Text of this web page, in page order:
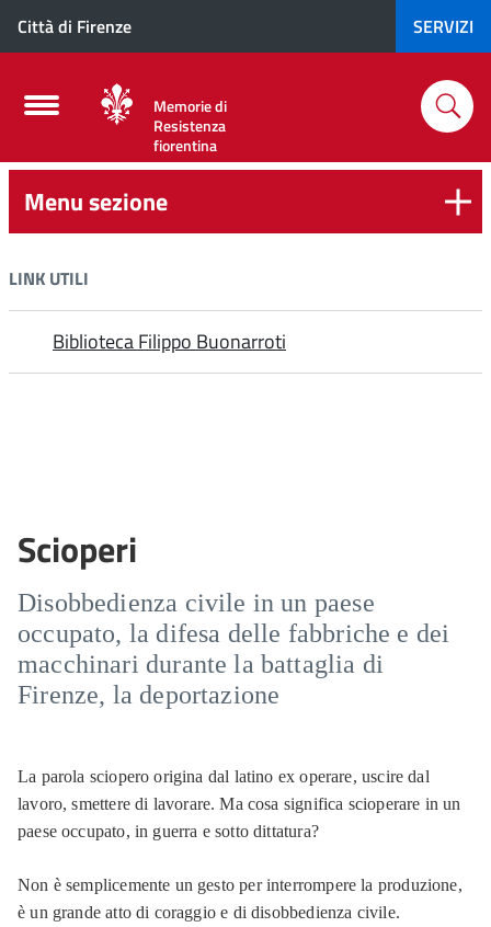
Città di Firenze SERVIZI
Memorie di
Resistenza
fiorentina
Menu sezione
LINK UTILI
Biblioteca Filippo Buonarroti
Scioperi
Disobbedienza civile in un paese
occupato, la difesa delle fabbriche e dei
macchinari durante la battaglia di
Firenze, la deportazione
La parola sciopero origina dal latino ex operare, uscire dal
lavoro, smettere di lavorare. Ma cosa significa scioperare in un
paese occupato, in guerra e sotto dittatura?
Non è semplicemente un gesto per interrompere la produzione,
è un grande atto di coraggio e di disobbedienza civile.